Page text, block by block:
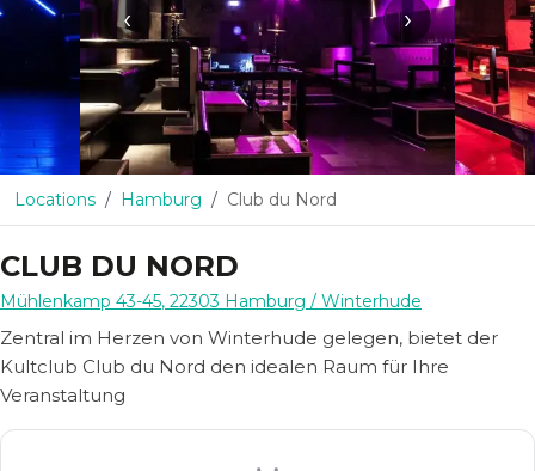
‹ ›
Locations Hamburg Club du Nord
CLUB DU NORD
Mühlenkamp 43-45, 22303 Hamburg / Winterhude
Zentral im Herzen von Winterhude gelegen, bietet der
Kultclub Club du Nord den idealen Raum für Ihre
Veranstaltung